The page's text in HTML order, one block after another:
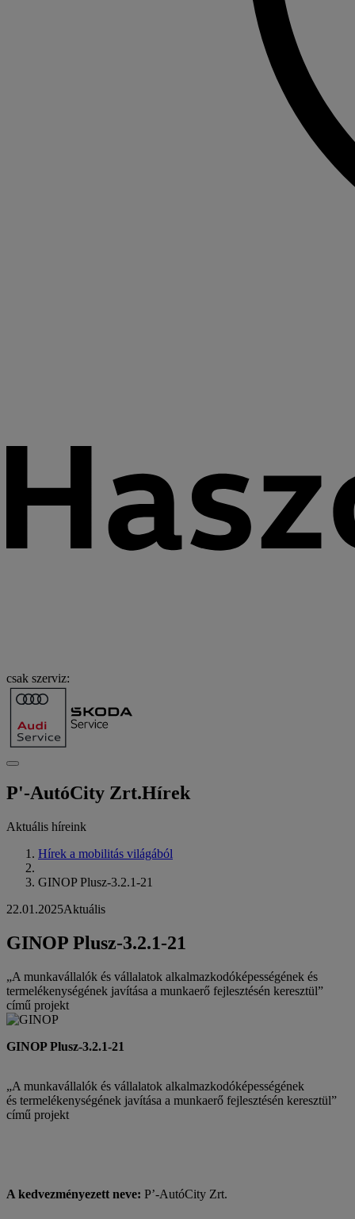
csak szerviz:
P'-AutóCity Zrt.Hírek
Aktuális híreink
Hírek a mobilitás világából
GINOP Plusz-3.2.1-21
22.01.2025Aktuális
GINOP Plusz-3.2.1-21
„A munkavállalók és vállalatok alkalmazkodóképességének és
termelékenységének javítása a munkaerő fejlesztésén keresztül”
című projekt
GINOP Plusz-3.2.1-21
„A munkavállalók és vállalatok alkalmazkodóképességének
és termelékenységének javítása a munkaerő fejlesztésén keresztül”
című projekt
A kedvezményezett neve: P’-AutóCity Zrt.